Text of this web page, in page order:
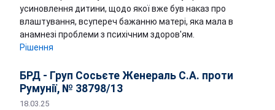
усиновлення дитини, щодо якої вже був наказ про
влаштування, всупереч бажанню матері, яка мала в
анамнезі проблеми з психічним здоров'ям.
Рішення
БРД - Груп Сосьєте Женераль С.А. проти
Румунії, № 38798/13
18.03.25